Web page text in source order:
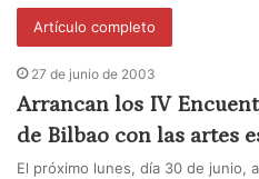
Artículo completo
27 de junio de 2003
Arrancan los IV
de Bilbao con las artes
El próximo lunes, día 30 de junio,